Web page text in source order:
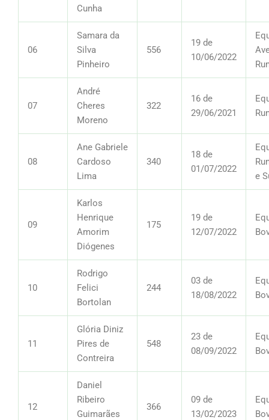
Cunha
06
Samara da
Silva
Pinheiro
556
19 de
10/06/2022
07
André
Cheres
Moreno
322
16 de
29/06/2021
08
Ane Gabriele
Cardoso
Lima
340
18 de
01/07/2022
e
09
Karlos
Henrique
Amorim
Diógenes
175
19 de
12/07/2022
10
Rodrigo
Felici
Bortolan
244
03 de
18/08/2022
11
Glória Diniz
Pires de
Contreira
548
23 de
08/09/2022
12
Daniel
Ribeiro
Guimarães
366
09 de
13/02/2023